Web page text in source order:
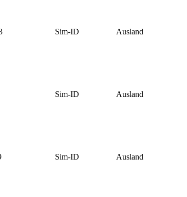
Sim-ID Ausland
Sim-ID Ausland
Sim-ID Ausland